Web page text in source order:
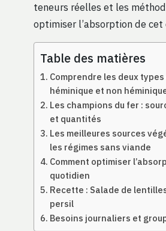
teneurs réelles et les
optimiser l’absorption de
Table des matières
Comprendre les deux types
héminique et non
Les champions du fer :
et quantités
Les meilleures sources
les régimes sans viande
Comment optimiser
quotidien
Recette : Salade de
persil
Besoins journaliers et